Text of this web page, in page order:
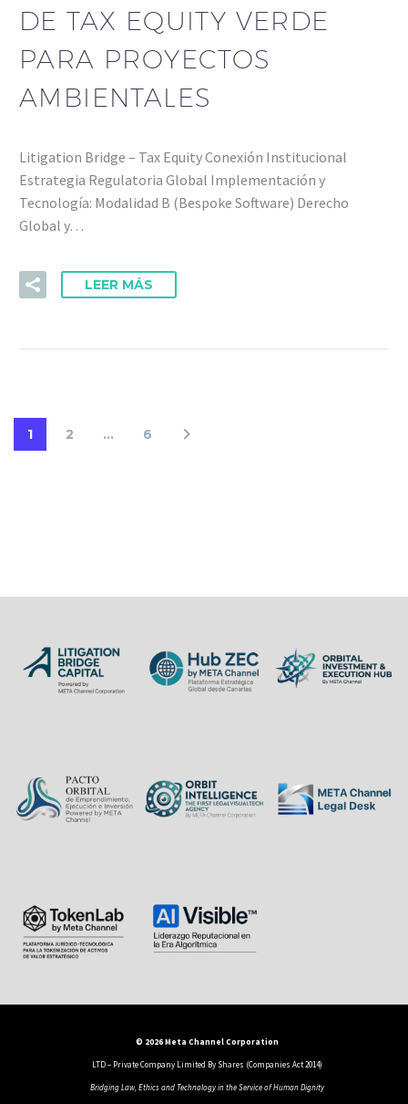
DE TAX EQUITY VERDE
PARA PROYECTOS
AMBIENTALES
Litigation Bridge – Tax Equity Conexión Institucional
Estrategia Regulatoria Global Implementación y
Tecnología: Modalidad B (Bespoke Software) Derecho
Global y…
LEER MÁS
1 2 … 6
© 2026 Meta Channel Corporation
LTD – Private Company Limited By Shares (Companies Act 2014)
Bridging Law, Ethics and Technology in the Service of Human Dignity